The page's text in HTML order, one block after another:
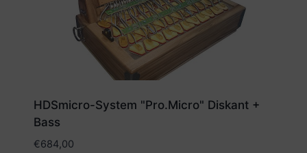
HDSmicro-System "Pro.Micro" Diskant +
Bass
€684,00